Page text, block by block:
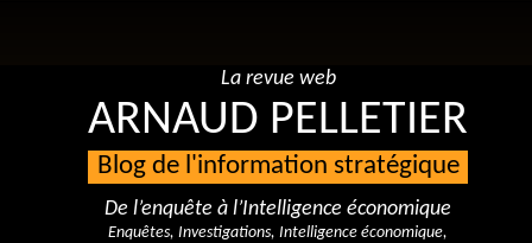
La revue web
ARNAUD PELLETIER
Blog de l'information stratégique
De l’enquête à l’Intelligence économique
Enquêtes, Investigations, Intelligence économique,